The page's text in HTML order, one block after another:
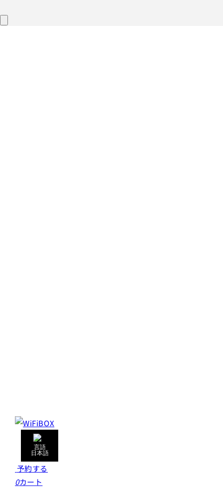
日本語
予約する
0カート